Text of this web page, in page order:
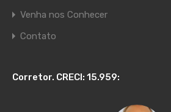
Venha nos Conhecer
Contato
Corretor. CRECI: 15.959: